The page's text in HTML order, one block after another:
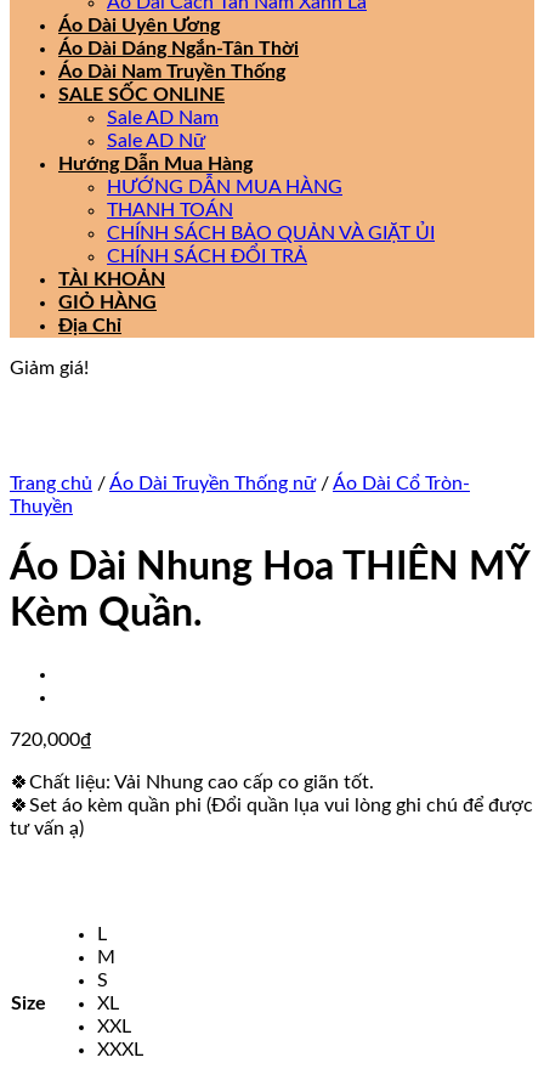
Áo Dài Uyên Ương
Áo Dài Dáng Ngắn-Tân Thời
Áo Dài Nam Truyền Thống
SALE SỐC ONLINE
Sale AD Nam
Sale AD Nữ
Hướng Dẫn Mua Hàng
HƯỚNG DẪN MUA HÀNG
THANH TOÁN
CHÍNH SÁCH BẢO QUẢN VÀ GIẶT ỦI
CHÍNH SÁCH ĐỔI TRẢ
TÀI KHOẢN
GIỎ HÀNG
Địa Chỉ
Giảm giá!
Trang chủ /Áo Dài Truyền Thống nữ /Áo Dài Cổ Tròn-
Thuyền
Áo Dài Nhung Hoa THIÊN MỸ
Kèm Quần.
720,000₫
🍀Chất liệu: Vải Nhung cao cấp co giãn tốt.
🍀Set áo kèm quần phi (Đổi quần lụa vui lòng ghi chú để được
tư vấn ạ)
Size
L
M
S
XL
XXL
XXXL